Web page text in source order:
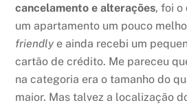
cancelamento e alterações, foi o
um apartamento um pouco
friendly e ainda recebi um
cartão de crédito. Me pareceu
na categoria era o tamanho do
maior. Mas talvez a localização